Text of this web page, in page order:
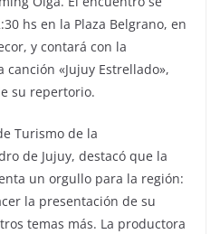
hs en la Plaza Belgrano, en
y contará con la
«Jujuy Estrellado»,
su repertorio.
Turismo de la
de Jujuy, destacó que la
un orgullo para la región:
la presentación de su
temas más. La productora